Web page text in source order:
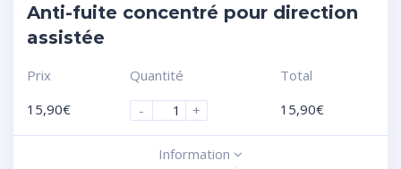
Anti-fuite concentré pour direction
assistée
Prix
15,90€
Quantité
-
+
Total
15,90€
Information